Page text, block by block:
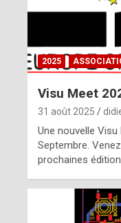
2025
Visu Meet
31 août 2025
Une nouvelle
Septembre.
prochaines